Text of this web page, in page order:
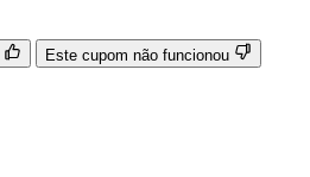
Este cupom não funcionou